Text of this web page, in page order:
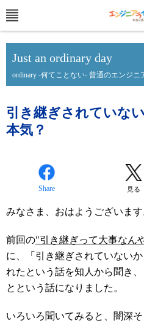
Just an ordinary day
ordinary -何てことない- 普通のエンジニ
引き継ぎされていな
本気？
Share 見る
みなさま、おはようございます
前回の"引き継ぎって大事なん
に、「引き継ぎされていない
れたという話を知人から聞き
とという話になりました。
いろいろ聞いてみると、闇深